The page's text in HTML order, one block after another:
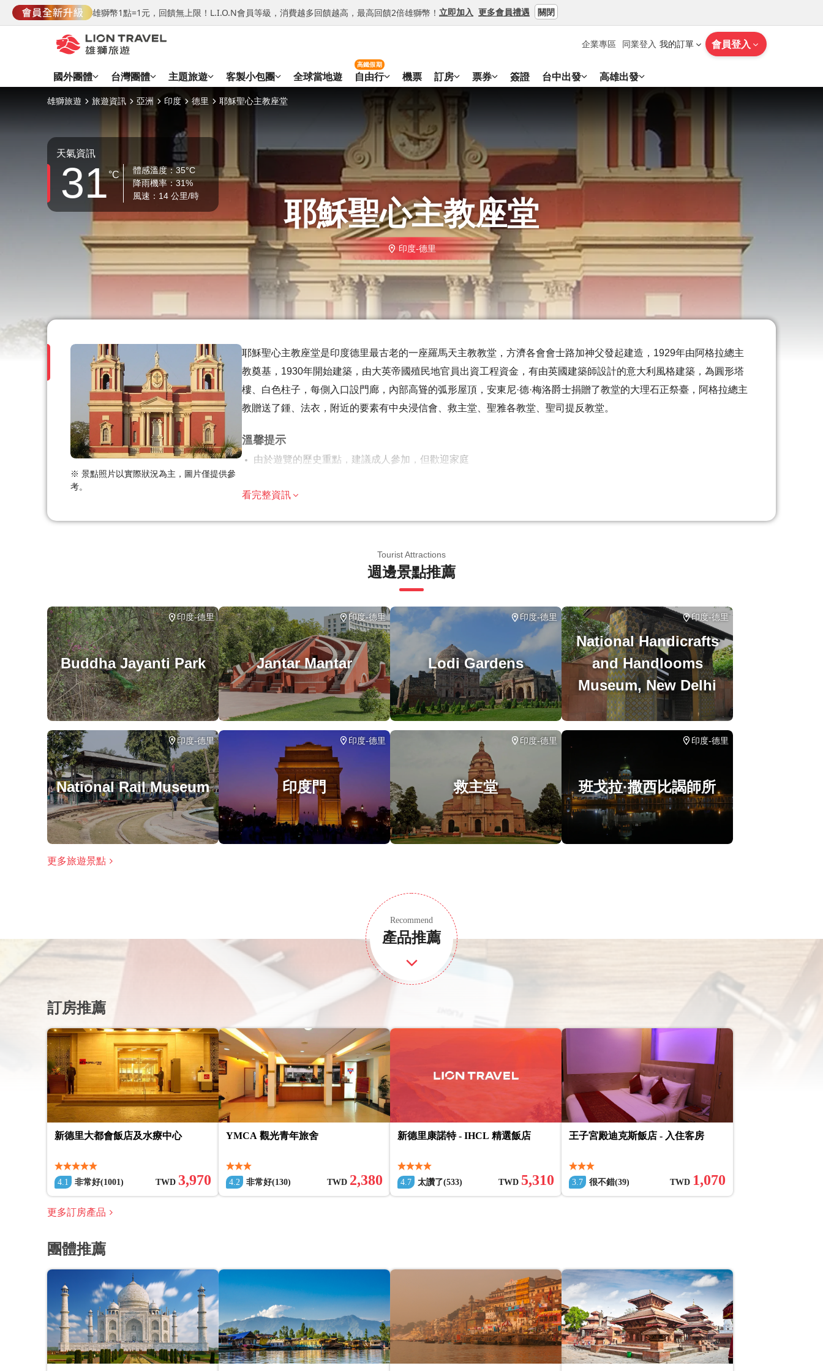
雄獅幣1點=1元，回饋無上限！L.I.O.N會員等級，消費越多回饋越高，最高回饋2倍雄獅幣！ 立即加入 更多會員禮遇 關閉
企業專區 同業登入 我的訂單 會員登入
國外團體 台灣團體 主題旅遊 客製小包團 全球當地遊 自由行
高鐵假期
機票 訂房 票券 簽證 台中出發 高雄出發
雄獅旅遊 旅遊資訊 亞洲 印度 德里 耶穌聖心主教座堂
天氣資訊
31°C
體感溫度：35°C
降雨機率：31%
風速：14 公里/時
耶穌聖心主教座堂
印度-德里
※ 景點照片以實際狀況為主，圖片僅提供參
考。
耶穌聖心主教座堂是印度德里最古老的一座羅馬天主教教堂，方濟各會會士路加神父發起建造，1929年由阿格拉總主
教奠基，1930年開始建築，由大英帝國殖民地官員出資工程資金，有由英國建築師設計的意大利風格建築，為圓形塔
樓、白色柱子，每側入口設門廊，內部高聳的弧形屋頂，安東尼·德·梅洛爵士捐贈了教堂的大理石正祭臺，阿格拉總主
教贈送了鍾、法衣，附近的要素有中央浸信會、救主堂、聖雅各教堂、聖司提反教堂。
溫馨提示
由於遊覽的歷史重點，建議成人參加，但歡迎家庭
此旅遊/活動最多 8 位旅客
看完整資訊
Tourist Attractions
週邊景點推薦
Buddha Jayanti Park
印度-德里
Jantar Mantar
印度-德里
Lodi Gardens
印度-德里
National Handicrafts
and Handlooms
Museum, New Delhi
印度-德里
National Rail Museum
印度-德里
印度門
印度-德里
救主堂
印度-德里
班戈拉·撒西比謁師所
印度-德里
更多旅遊景點
Recommend
產品推薦
訂房推薦
新德里大都會飯店及水療中心
4.1 非常好(1001) TWD 3,970
YMCA 觀光青年旅舍
4.2 非常好(130) TWD 2,380
新德里康諾特 - IHCL 精選飯店
4.7 太讚了(533) TWD 5,310
王子宮殿迪克斯飯店 - 入住客房
3.7 很不錯(39) TWD 1,070
更多訂房產品
團體推薦